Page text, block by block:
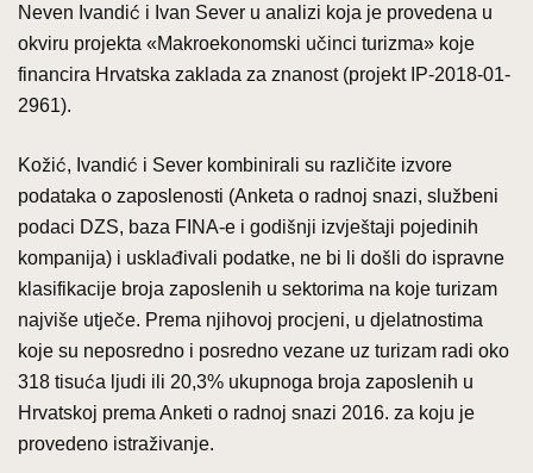
Neven Ivandić i Ivan Sever u analizi koja je provedena u
okviru projekta «Makroekonomski učinci turizma» koje
financira Hrvatska zaklada za znanost (projekt IP-2018-01-
2961).
Kožić, Ivandić i Sever kombinirali su različite izvore
podataka o zaposlenosti (Anketa o radnoj snazi, službeni
podaci DZS, baza FINA-e i godišnji izvještaji pojedinih
kompanija) i usklađivali podatke, ne bi li došli do ispravne
klasifikacije broja zaposlenih u sektorima na koje turizam
najviše utječe. Prema njihovoj procjeni, u djelatnostima
koje su neposredno i posredno vezane uz turizam radi oko
318 tisuća ljudi ili 20,3% ukupnoga broja zaposlenih u
Hrvatskoj prema Anketi o radnoj snazi 2016. za koju je
provedeno istraživanje.